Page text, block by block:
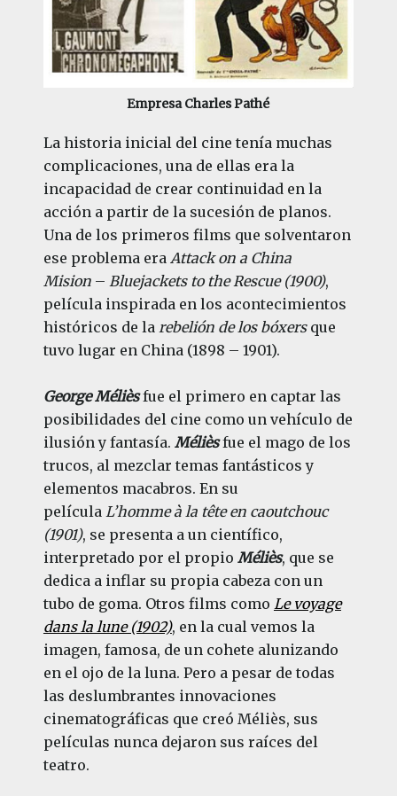
Empresa Charles Pathé
La historia inicial del cine tenía muchas
complicaciones, una de ellas era la
incapacidad de crear continuidad en la
acción a partir de la sucesión de planos.
Una de los primeros films que solventaron
ese problema era Attack on a China
Mision– Bluejackets to the Rescue (1900),
película inspirada en los acontecimientos
históricos de la rebelión de los bóxersque
tuvo lugar en China (1898 – 1901).
George Mélièsfue el primero en captar las
posibilidades del cine como un vehículo de
ilusión y fantasía. Mélièsfue el mago de los
trucos, al mezclar temas fantásticos y
elementos macabros. En su
película L’homme à la tête en caoutchouc
(1901), se presenta a un científico,
interpretado por el propio Méliès, que se
dedica a inflar su propia cabeza con un
tubo de goma. Otros films como Le voyage
dans la lune (1902), en la cual vemos la
imagen, famosa, de un cohete alunizando
en el ojo de la luna. Pero a pesar de todas
las deslumbrantes innovaciones
cinematográficas que creó Méliès, sus
películas nunca dejaron sus raíces del
teatro.